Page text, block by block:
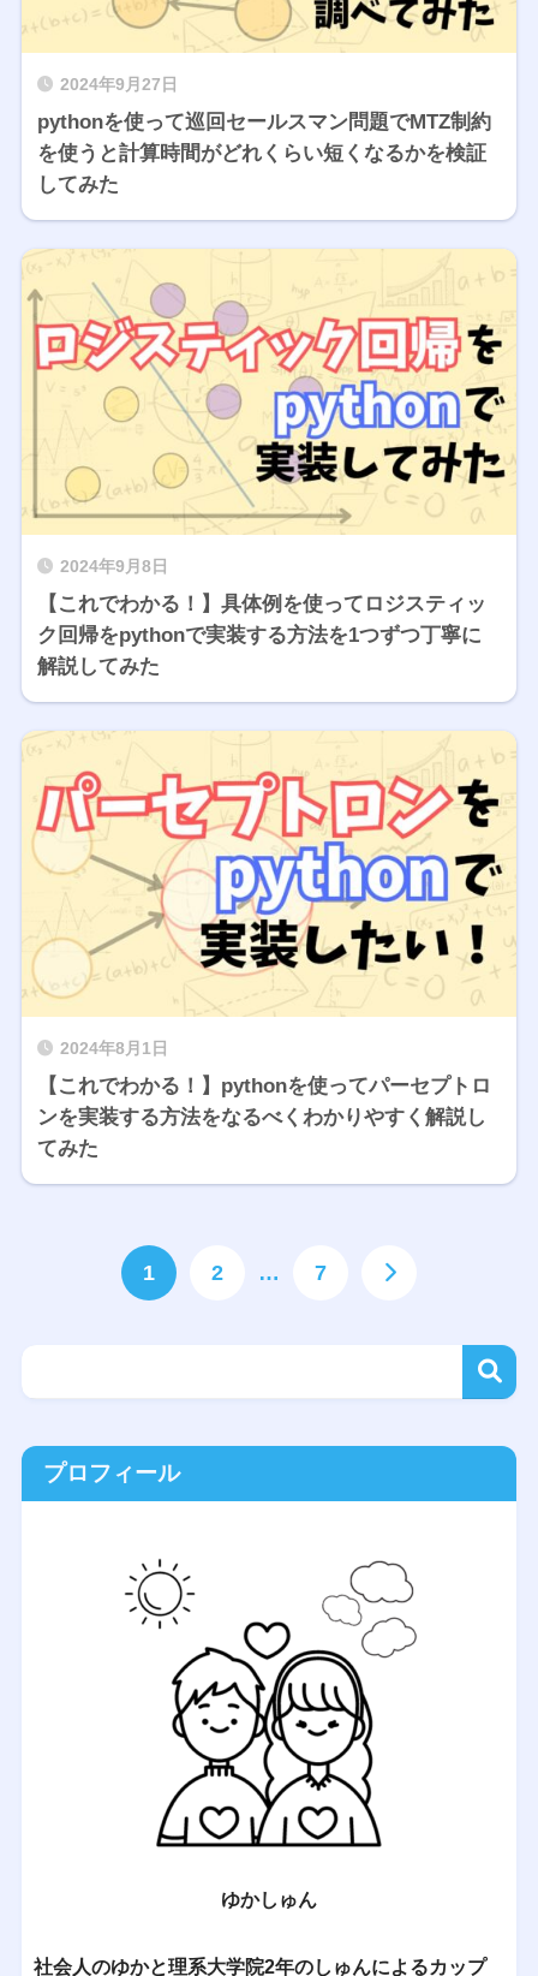
2024年9月27日
pythonを使って巡回セールスマン問題でMTZ制約
を使うと計算時間がどれくらい短くなるかを検証
してみた
2024年9月8日
【これでわかる！】具体例を使ってロジスティッ
ク回帰をpythonで実装する方法を1つずつ丁寧に
解説してみた
2024年8月1日
【これでわかる！】pythonを使ってパーセプトロ
ンを実装する方法をなるべくわかりやすく解説し
てみた
1 2 … 7
プロフィール
ゆかしゅん
社会人のゆかと理系大学院2年のしゅんによるカップ